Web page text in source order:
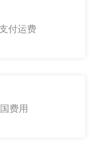
付运费
费用